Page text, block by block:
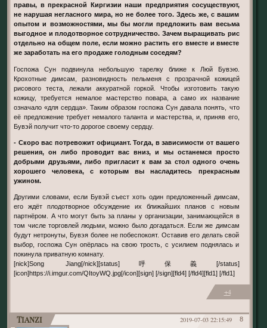
правы, в прекрасной Киргизии наши предприятия сосуществуют,
не нарушая негласного мира, но не более того. Здесь же, с вашим
опытом и возможностями, мы бы могли предложить вам весьма
выгодное и плодотворное сотрудничество. Зачем выращивать рис
отдельно на общем поле, если можно растить его вместе и вместе
же заработать на его продаже голодным соседям?
Госпожа Сун подвинула небольшую тарелку ближе к Люй Бувэю.
Крохотные димсам, разновидность пельменя с прозрачной кожицей
рисового теста, лежали аккуратной горкой. Чтобы изготовить такую
кожицу, требуется немалое мастерство повара, а само их название
означало «для сердца». Таким образом госпожа Сун давала понять, что
её предложение требует немалого таланта и мастерства, и, приняв его,
Бувэй получит что-то дорогое своему сердцу.
- Скоро вас потревожит официант. Тогда, в зависимости от вашего
решения, он либо проводит вас вниз, и мы останемся просто
добрыми друзьями, либо пригласит к вам за стол одного очень
хорошего человека, с которым вы насладитесь прекрасным
ужином.
Другими словами, если Бувэй съест хоть один предложенный димсам,
его ждёт плодотворное обсуждение их ближайших планов с новым
партнёром. А что могут быть за планы у организации, занимающейся в
том числе торговлей людьми, можно было догадаться. Если же димсам
будут нетронуты, Бувэя более не побеспокоят. Оставив его делать свой
выбор, госпожа Сун опёрлась на свою трость, с усилием поднялась и
покинула приватную комнату.
[nick]Song Jiang[/nick][status]呼保義[/status]
[icon]https://i.imgur.com/QItoyWQ.jpg[/icon][sign] [/sign][fld4] [/fld4][fld1] [/fld1]
+4
8
2019-07-03 22:15:49
Tianzi